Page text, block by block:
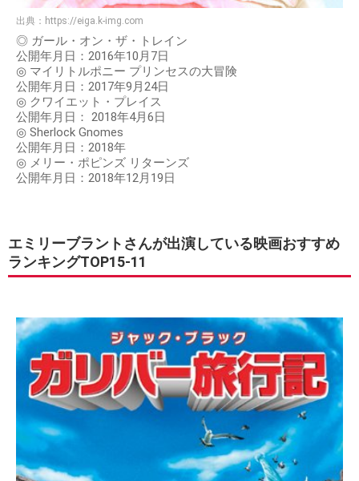
出典： https://eiga.k-img.com
◎ ガール・オン・ザ・トレイン
公開年月日：2016年10月7日
◎ マイリトルポニー プリンセスの大冒険
公開年月日：2017年9月24日
◎ クワイエット・プレイス
公開年月日： 2018年4月6日
◎ Sherlock Gnomes
公開年月日：2018年
◎ メリー・ポピンズ リターンズ
公開年月日：2018年12月19日
エミリーブラントさんが出演している映画おすすめ
ランキングTOP15-11